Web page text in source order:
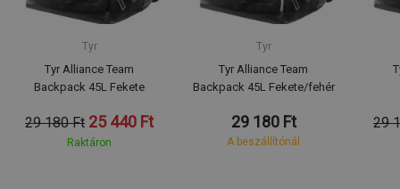
Tyr
Tyr Alliance Team
Backpack 45L Fekete
29 180 Ft 25 440 Ft
Raktáron
Tyr
Tyr Alliance Team
Backpack 45L Fekete/fehér
29 180 Ft
A beszállítónál
29